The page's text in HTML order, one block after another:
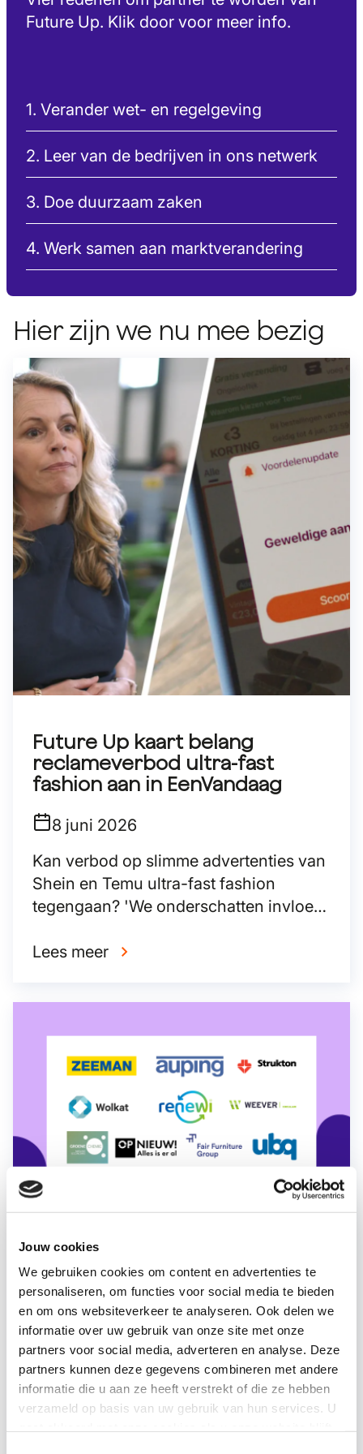
Jouw cookies
We gebruiken cookies om content en advertenties te
personaliseren, om functies voor social media te bieden
en om ons websiteverkeer te analyseren. Ook delen we
informatie over uw gebruik van onze site met onze
partners voor social media, adverteren en analyse. Deze
partners kunnen deze gegevens combineren met andere
informatie die u aan ze heeft verstrekt of die ze hebben
verzameld op basis van uw gebruik van hun services. U
Future Up. Klik door voor meer info.
1. Verander wet- en regelgeving
2. Leer van de bedrijven in ons netwerk
3. Doe duurzaam zaken
4. Werk samen aan marktverandering
Hier zijn we nu mee bezig
Future Up kaart belang
reclameverbod ultra-fast
fashion aan in EenVandaag
8 juni 2026
Kan verbod op slimme advertenties van
Shein en Temu ultra-fast fashion
tegengaan? 'We onderschatten invloed
Lees meer
Future Up pleit met 20
bedrijven en organisaties voor
meer duurzame en lokale